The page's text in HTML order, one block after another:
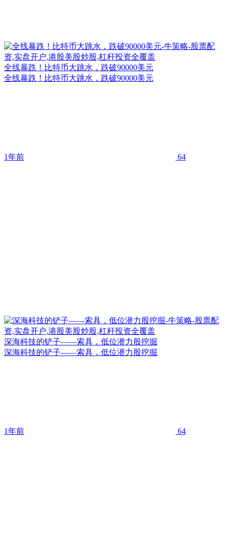
全线暴跌！比特币大跳水，跌破90000美元
全线暴跌！比特币大跳水，跌破90000美元
1年前 64
深海科技的铲子——索具，低位潜力股挖掘
深海科技的铲子——索具，低位潜力股挖掘
1年前 64